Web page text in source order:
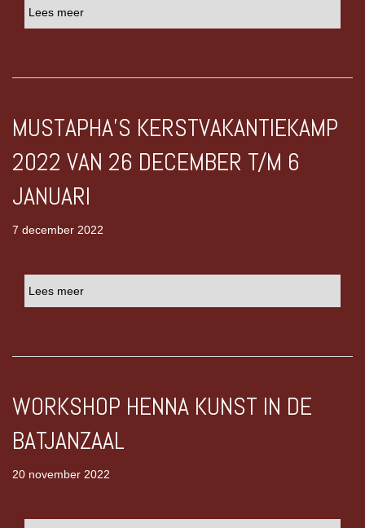
Lees meer
MUSTAPHA’S KERSTVAKANTIEKAMP
2022 VAN 26 DECEMBER T/M 6
JANUARI
7 december 2022
Lees meer
WORKSHOP HENNA KUNST IN DE
BATJANZAAL
20 november 2022